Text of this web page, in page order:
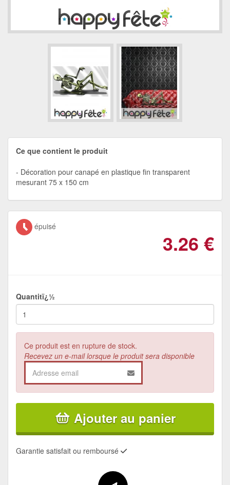
Ce que contient le produit
Décoration pour canapé en plastique fin transparent
mesurant 75 x 150 cm
épuisé
3.26 €
Quantitï¿½
Ce produit est en rupture de stock.
Recevez un e-mail lorsque le produit sera disponible
Ajouter au panier
Garantie satisfait ou remboursé